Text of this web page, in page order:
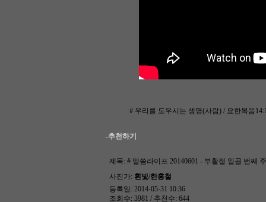
# 우리를 도우시는 생명(사람) / 요한복음
-추천하기
제목: # 말씀라이프 20140601 - 부활절 일곱 번째
사진가: 흰빛/한홍철
등록일: 2014-05-31 10:36
조회수: 3981 / 추천수: 644